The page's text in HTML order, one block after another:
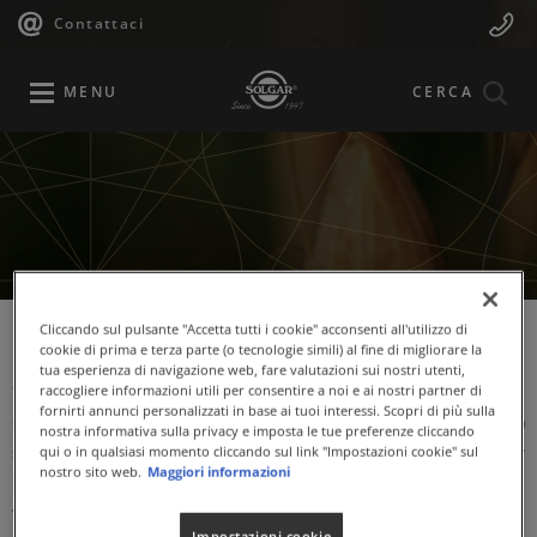
Salta
principale
Contattaci
Navigazione
Menu
MENU CERCA
Aminoacidi ramificati
Gli aminoacidi ramificati (L-Leucina, L-Isoleucina e L-Valina)
sono indicati in caso di ridotto apporto con la dieta e per
integrare la dieta dello sportivo. Gli aminoacidi ramificati
vengono rapidamente utilizzati in quanto, dopo la loro
Cliccando sul pulsante "Accetta tutti i cookie" acconsenti all'utilizzo di
cookie di prima e terza parte (o tecnologie simili) al fine di migliorare la
tua esperienza di navigazione web, fare valutazioni sui nostri utenti,
raccogliere informazioni utili per consentire a noi e ai nostri partner di
fornirti annunci personalizzati in base ai tuoi interessi. Scopri di più sulla
nostra informativa sulla privacy e imposta le tue preferenze cliccando
qui o in qualsiasi momento cliccando sul link "Impostazioni cookie" sul
nostro sito web. Maggiori informazioni